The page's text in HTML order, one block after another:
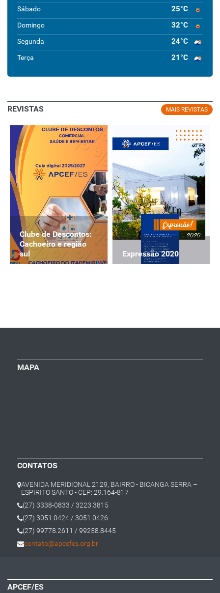
Sábado 25°C
Domingo 32°C
Segunda 24°C
Terça 21°C
MAIS REVISTAS
REVISTAS
Clube de Descontos:
Cachoeiro e região
sul
Expressão 2020
MAPA
CONTATOS
AVENIDA MERIDIONAL 2129, BAIRRO - BICANGA SERRA –
ESPIRITO SANTO - CEP: 29.164-817
(27) 3338-0833 / 3223.3815
(27) 3051.0424 / 3051.0426
(27) 99778.2611 / 99258.8445
contato@apcefes.org.br
APCEF/ES